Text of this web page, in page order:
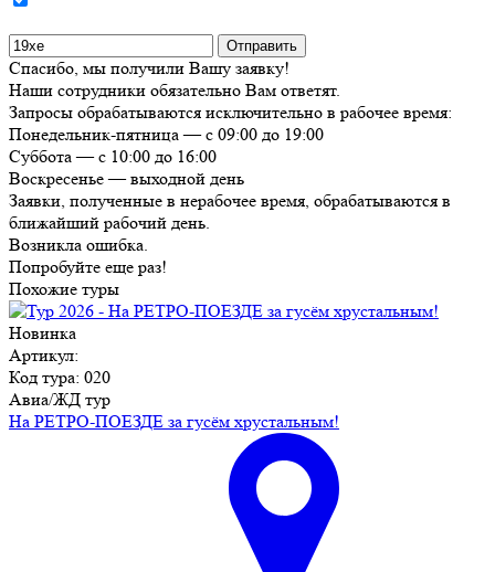
Спасибо, мы получили Вашу заявку!
Наши сотрудники обязательно Вам ответят.
Запросы обрабатываются исключительно в рабочее время:
Понедельник-пятница — с 09:00 до 19:00
Суббота — с 10:00 до 16:00
Воскресенье — выходной день
Заявки, полученные в нерабочее время, обрабатываются в
ближайший рабочий день.
Возникла ошибка.
Попробуйте еще раз!
Похожие туры
Новинка
Артикул:
Код тура: 020
Авиа/ЖД тур
На РЕТРО-ПОЕЗДЕ за гусём хрустальным!